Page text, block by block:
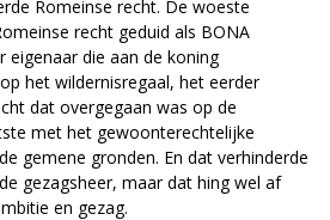
Romeinse recht. De woeste
recht geduid als BONA
eigenaar die aan de koning
het wildernisregaal, het eerder
dat overgegaan was op de
met het gewoonterechtelijke
gemene gronden. En dat verhinderde
gezagsheer, maar dat hing wel af
en gezag.